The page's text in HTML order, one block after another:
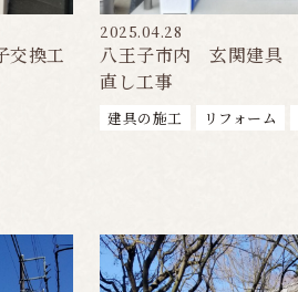
換工
2025.04.28
八王子市内 玄関建具
直し工事
建具の施工 リフォーム